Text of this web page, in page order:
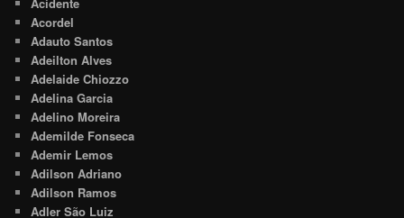
Acordel
Adauto Santos
Adeilton Alves
Adelaide Chiozzo
Adelina Garcia
Adelino Moreira
Ademilde Fonseca
Ademir Lemos
Adilson Adriano
Adilson Ramos
Adler São Luiz